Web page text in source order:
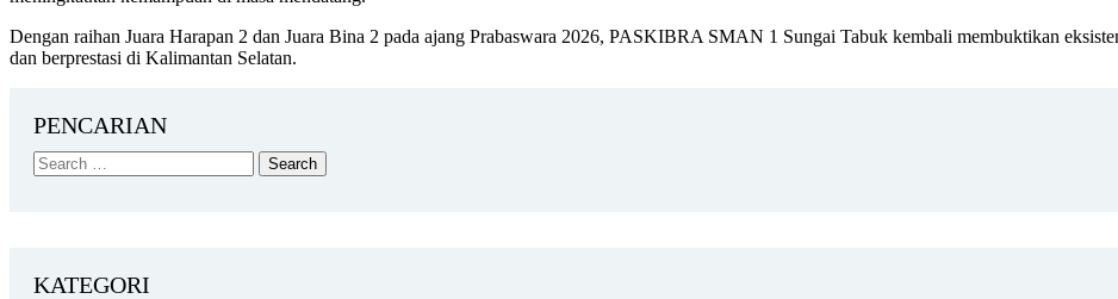
Dengan raihan Juara Harapan 2 dan Juara Bina 2 pada ajang Prabaswara 2026, PASKIBRA SMAN 1 Sungai Tabuk kembali membuktikan
dan berprestasi di Kalimantan Selatan.
PENCARIAN
KATEGORI